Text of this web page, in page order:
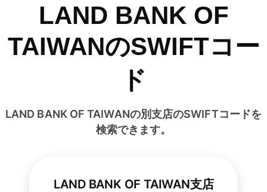
LAND BANK OF
TAIWANのSWIFTコー
ド
LAND BANK OF TAIWANの別支店のSWIFTコードを
検索できます。
LAND BANK OF TAIWAN支店